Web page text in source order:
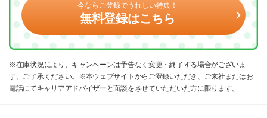
今ならご登録でうれしい特典！
無料登録はこちら
※在庫状況により、キャンペーンは予告なく変更・終了する場合がございま
す。ご了承ください。※本ウェブサイトからご登録いただき、ご来社またはお
電話にてキャリアアドバイザーと面談をさせていただいた方に限ります。